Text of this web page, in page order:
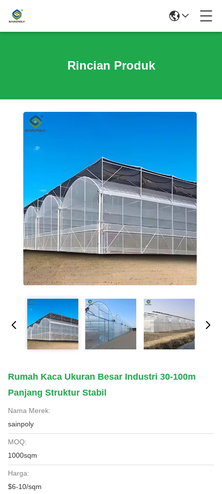
Rincian Produk
Rumah Kaca Ukuran Besar Industri 30-100m
Panjang Struktur Stabil
Nama Merek:
sainpoly
MOQ:
1000sqm
Harga:
$6-10/sqm